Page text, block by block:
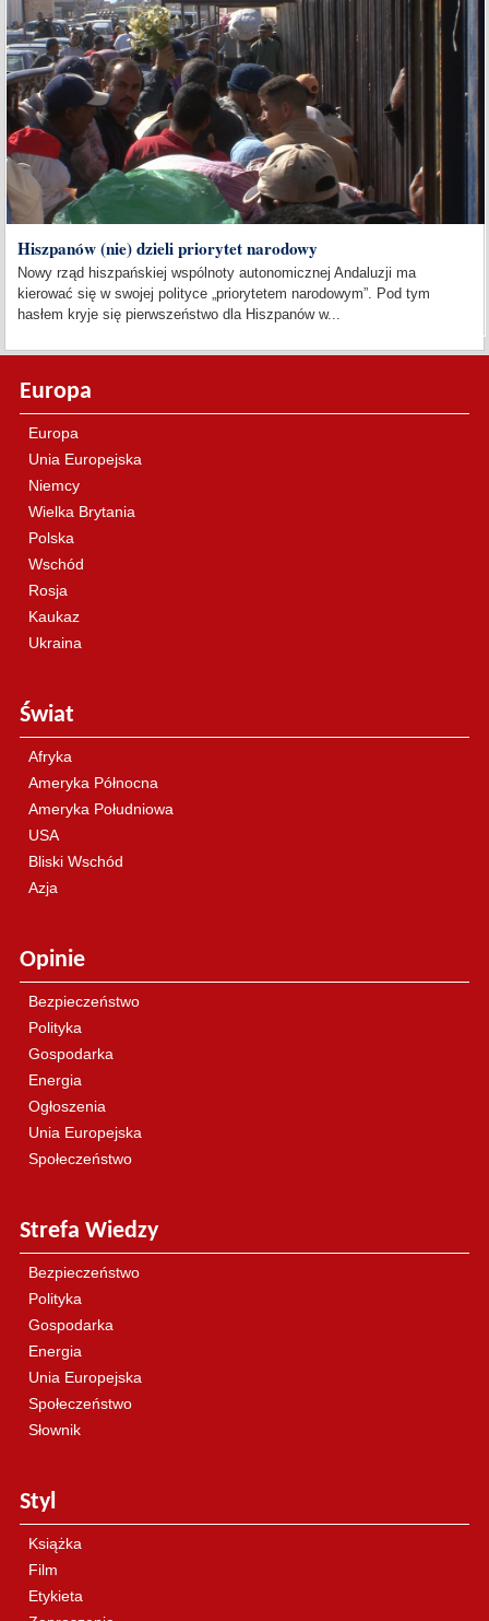
Hiszpanów (nie) dzieli priorytet narodowy
Nowy rząd hiszpańskiej wspólnoty autonomicznej Andaluzji ma
kierować się w swojej polityce „priorytetem narodowym”. Pod tym
hasłem kryje się pierwszeństwo dla Hiszpanów w...
Europa
Europa
Unia Europejska
Niemcy
Wielka Brytania
Polska
Wschód
Rosja
Kaukaz
Ukraina
Świat
Afryka
Ameryka Północna
Ameryka Południowa
USA
Bliski Wschód
Azja
Opinie
Bezpieczeństwo
Polityka
Gospodarka
Energia
Ogłoszenia
Unia Europejska
Społeczeństwo
Strefa Wiedzy
Bezpieczeństwo
Polityka
Gospodarka
Energia
Unia Europejska
Społeczeństwo
Słownik
Styl
Książka
Film
Etykieta